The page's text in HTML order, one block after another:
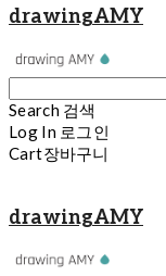
drawingAMY
Search 검색
Log In 로그인
Cart장바구니
drawingAMY